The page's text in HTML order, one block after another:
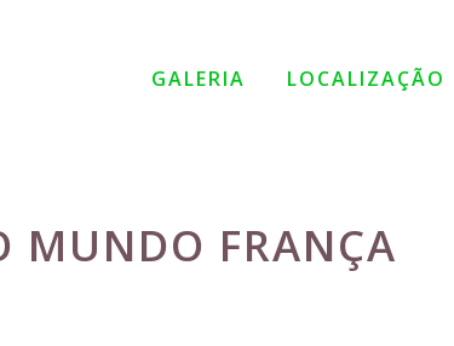
GALERIA LOCALIZAÇÃO
MUNDO FRANÇA